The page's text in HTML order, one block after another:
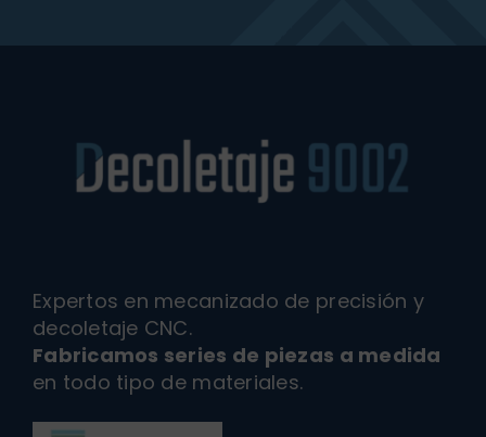
Expertos en mecanizado de precisión y
decoletaje CNC.
Fabricamos series de piezas a medida
en todo tipo de materiales.